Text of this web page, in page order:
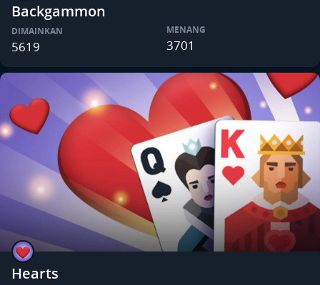
Backgammon
DIMAINKAN
5619
MENANG
3701
Hearts